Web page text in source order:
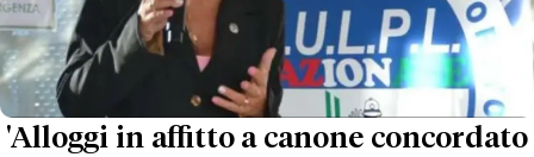
'Alloggi in affitto a canone concordato